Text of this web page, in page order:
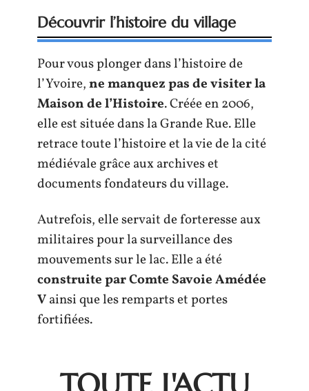
Découvrir l’histoire du village
Pour vous plonger dans l’histoire de
l’Yvoire,ne manquez pas de visiter la
Maison de l’Histoire. Créée en 2006,
elle est située dans la Grande Rue. Elle
retrace toute l’histoire et la vie de la cité
médiévale grâce aux archives et
documents fondateurs du village.
Autrefois, elle servait de forteresse aux
militaires pour la surveillance des
mouvements sur le lac. Elle a été
construite par Comte Savoie Amédée
Vainsi que les remparts et portes
fortifiées.